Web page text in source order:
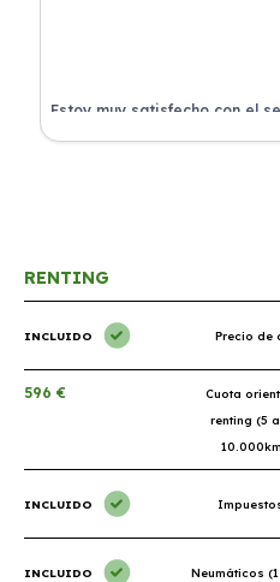
Estoy muy satisfecho con el
he contratado. ¡Todo incluido
RENTING
INCLUIDO Precio de
596 €
Cuota
renting (5
INCLUIDO
INCLUIDO
Neumáticos